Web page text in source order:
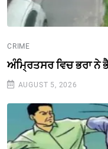
CRIME
ਅੰਮ੍ਰਿਤਸਰ ਵਿਚ ਭਰਾ ਨੇ
AUGUST 5, 2026